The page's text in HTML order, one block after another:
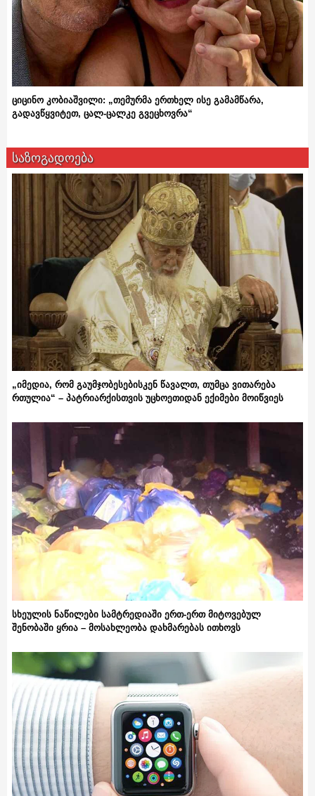
ციცინო კობიაშვილი: „თემურმა ერთხელ ისე გამამწარა,
გადავწყვიტეთ, ცალ-ცალკე გვეცხოვრა“
საზოგადოება
„იმედია, რომ გაუმჯობესებისკენ წავალთ, თუმცა ვითარება
რთულია“ – პატრიარქისთვის უცხოეთიდან ექიმები მოიწვიეს
სხეულის ნაწილები სამტრედიაში ერთ-ერთ მიტოვებულ
შენობაში ყრია – მოსახლეობა დახმარებას ითხოვს